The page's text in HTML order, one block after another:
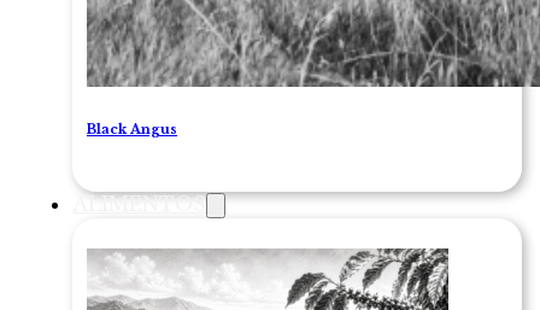
Black Angus
ALIMENTOS